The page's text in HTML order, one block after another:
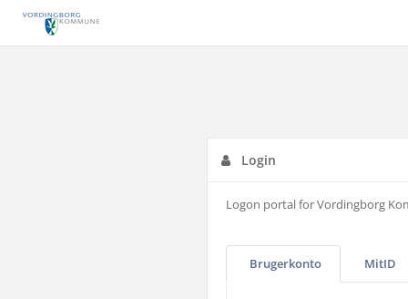
Login
Logon portal for Vordingborg
Brugerkonto MitID